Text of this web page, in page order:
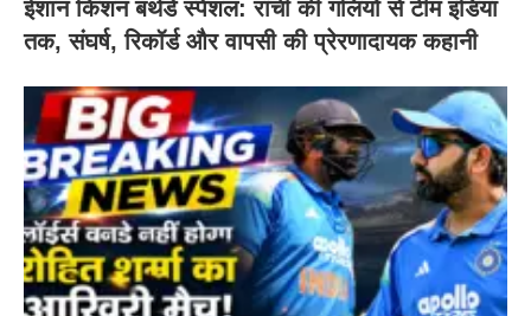
ईशान किशन बर्थडे स्पेशल: रांची की गलियों से टीम इंडिया
तक, संघर्ष, रिकॉर्ड और वापसी की प्रेरणादायक कहानी